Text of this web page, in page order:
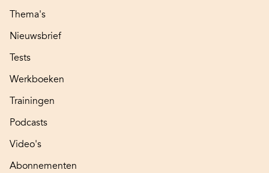
Thema's
Nieuwsbrief
Tests
Werkboeken
Trainingen
Podcasts
Video's
Abonnementen